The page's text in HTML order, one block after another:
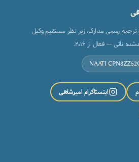
و ترجمه رسمی مدارک، زیر نظر مستقیم وکیل
ناتی — فعال از ۲۰۱۶.
NAATI
اینستاگرام امیرشاهی